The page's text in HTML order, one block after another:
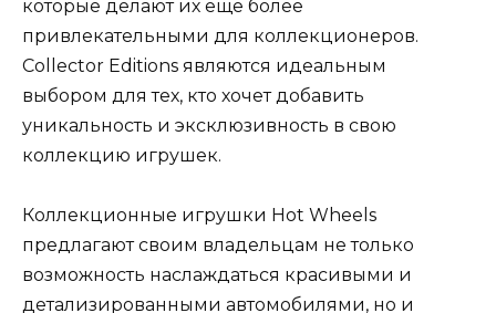
которые делают их еще более
привлекательными для коллекционеров.
Collector Editions являются идеальным
выбором для тех, кто хочет добавить
уникальность и эксклюзивность в свою
коллекцию игрушек.
Коллекционные игрушки Hot Wheels
предлагают своим владельцам не только
возможность наслаждаться красивыми и
детализированными автомобилями, но и